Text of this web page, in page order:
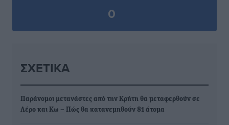
0
ΣΧΕΤΙΚΆ
Παράνομοι μετανάστες από την Κρήτη θα μεταφερθούν σε
Λέρο και Κω – Πώς θα κατανεμηθούν 81 άτομα